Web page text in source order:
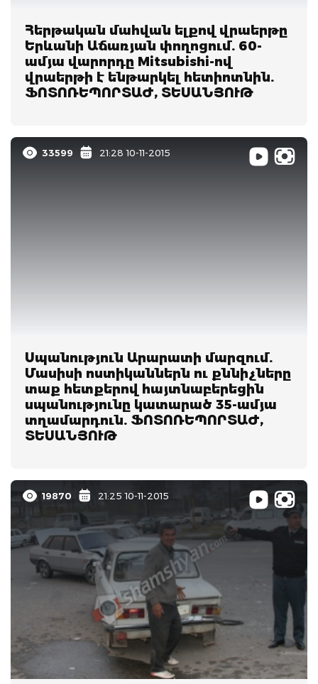
Հերթական մահվան ելքով վրաերթը
Երևանի Աճառյան փողոցում. 60-
ամյա վարորդը Mitsubishi-ով
վրաերթի է ենթարկել հետիոտնին.
ՖՈՏՈՌԵՊՈՐՏԱԺ, ՏԵՍԱՆՅՈՒԹ
33599 21:28 10-11-2015
Սպանություն Արարատի մարզում.
Մասիսի ոստիկաններն ու քննիչները
տաք հետքերով հայտնաբերեցին
սպանությունը կատարած 35-ամյա
տղամարդուն. ՖՈՏՈՌԵՊՈՐՏԱԺ,
ՏԵՍԱՆՅՈՒԹ
19870 21:25 10-11-2015